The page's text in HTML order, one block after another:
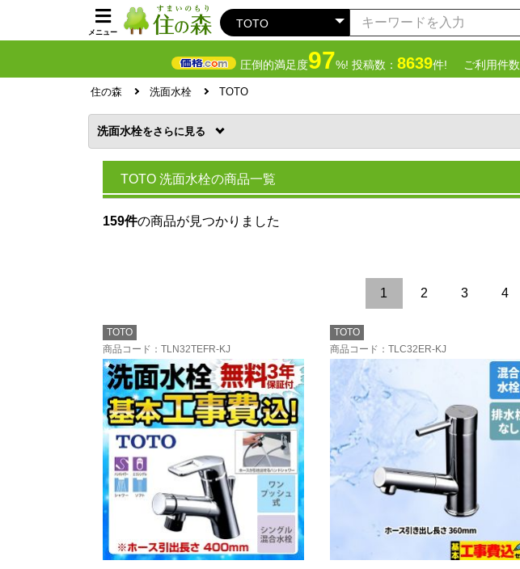
メニュー
圧倒的満足度97%! 投稿数： 8639件! ご利用件数
住の森 洗面水栓 TOTO
洗面水栓を
TOTO 洗面水栓の商品一覧
159件の商品が見つかりました
1 2 3 4
TOTO
商品コード ：TLN32TEFR-KJ
TOTO
商品コード ：TLC32ER-KJ